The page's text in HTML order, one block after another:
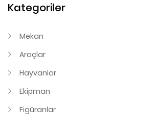
Kategoriler
Mekan
Araçlar
Hayvanlar
Ekipman
Figüranlar